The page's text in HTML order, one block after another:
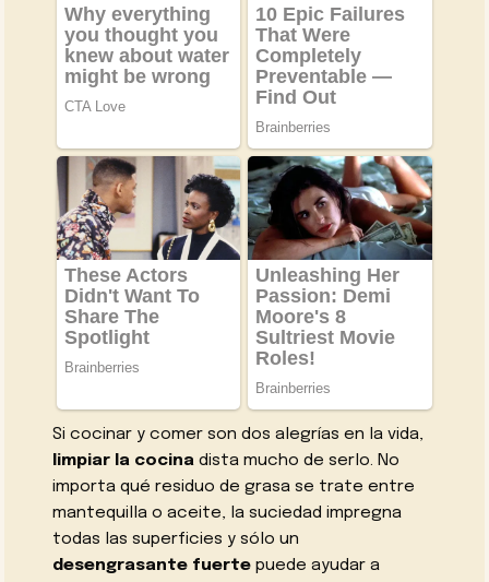
Si cocinar y comer son dos alegrías en la vida,
limpiar la cocina dista mucho de serlo. No
importa qué residuo de grasa se trate entre
mantequilla o aceite, la suciedad impregna
todas las superficies y sólo un
desengrasante fuerte puede ayudar a